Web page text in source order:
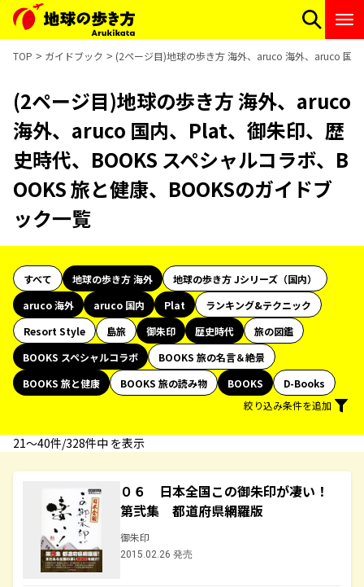
TOP ガイドブック (2ページ目)地球の歩き方 海外、aruco 海外、aruco 国
(2ページ目)地球の歩き方 海外、aruco
海外、aruco 国内、Plat、御朱印、歴
史時代、BOOKS スペシャルコラボ、B
OOKS 旅と健康、BOOKSのガイドブ
ック一覧
すべて 地球の歩き方 海外
地球の歩き方 Jシリーズ（国内）
aruco 海外
aruco 国内 Plat
ランキング&テクニック
Resort Style
島旅 御朱印 歴史時代
旅の図鑑
BOOKS スペシャルコラボ
BOOKS 旅の名言＆絶景
BOOKS 旅と健康
BOOKS 旅の読み物 BOOKS
D-Books
絞り込み条件を追加
21〜40件/328件中 を表示
０６ 日本全国この御朱印が凄い！
第弐集 都道府県網羅版
御朱印
2015.02.26 発売